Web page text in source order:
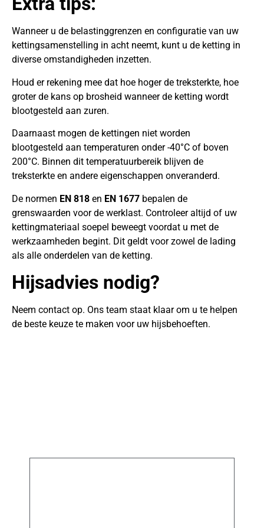
Wanneer u de belastinggrenzen en configuratie van uw
kettingsamenstelling in acht neemt, kunt u de ketting in
diverse omstandigheden inzetten.
Houd er rekening mee dat hoe hoger de treksterkte, hoe
groter de kans op brosheid wanneer de ketting wordt
blootgesteld aan zuren.
Daarnaast mogen de kettingen niet worden
blootgesteld aan temperaturen onder -40°C of boven
200°C. Binnen dit temperatuurbereik blijven de
treksterkte en andere eigenschappen onveranderd.
De normen EN 818 en EN 1677 bepalen de
grenswaarden voor de werklast. Controleer altijd of uw
kettingmateriaal soepel beweegt voordat u met de
werkzaamheden begint. Dit geldt voor zowel de lading
als alle onderdelen van de ketting.
Hijsadvies nodig?
Neem contact op. Ons team staat klaar om u te helpen
de beste keuze te maken voor uw hijsbehoeften.